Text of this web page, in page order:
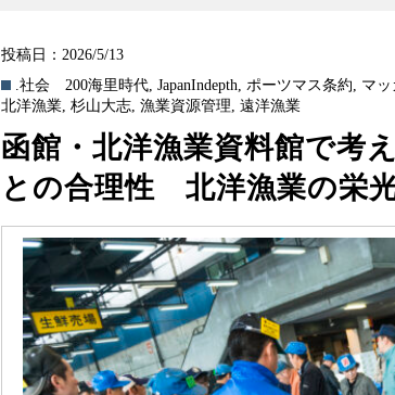
投稿日：2026/5/13
.社会
200海里時代,JapanIndepth,ポーツマス条約, マ
北洋漁業, 杉山大志, 漁業資源管理, 遠洋漁業
函館・北洋漁業資料館で考
との合理性 北洋漁業の栄